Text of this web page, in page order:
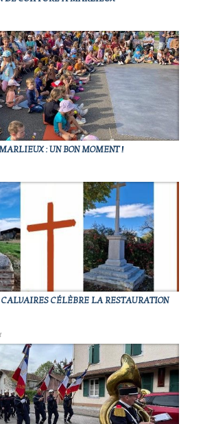
: UN BON MOMENT !
CALVAIRES CÉLÈBRE LA RESTAURATION